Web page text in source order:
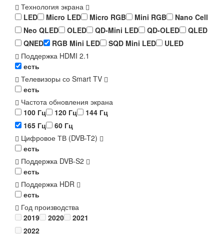
Технология экрана
LED
Micro LED Micro RGB Mini RGB
Nano Cell
Neo QLED
OLED QD-Mini LED QD-OLED
QLED
QNED
RGB Mini LED SQD Mini LED
ULED
Поддержка HDMI 2.1
есть
Телевизоры со Smart TV
есть
Частота обновления экрана
100 Гц
120 Гц
144 Гц
165 Гц
60 Гц
Цифровое ТВ (DVB-T2)
есть
Поддержка DVB-S2
есть
Поддержка HDR
есть
Год производства
2019
2020
2021
2022